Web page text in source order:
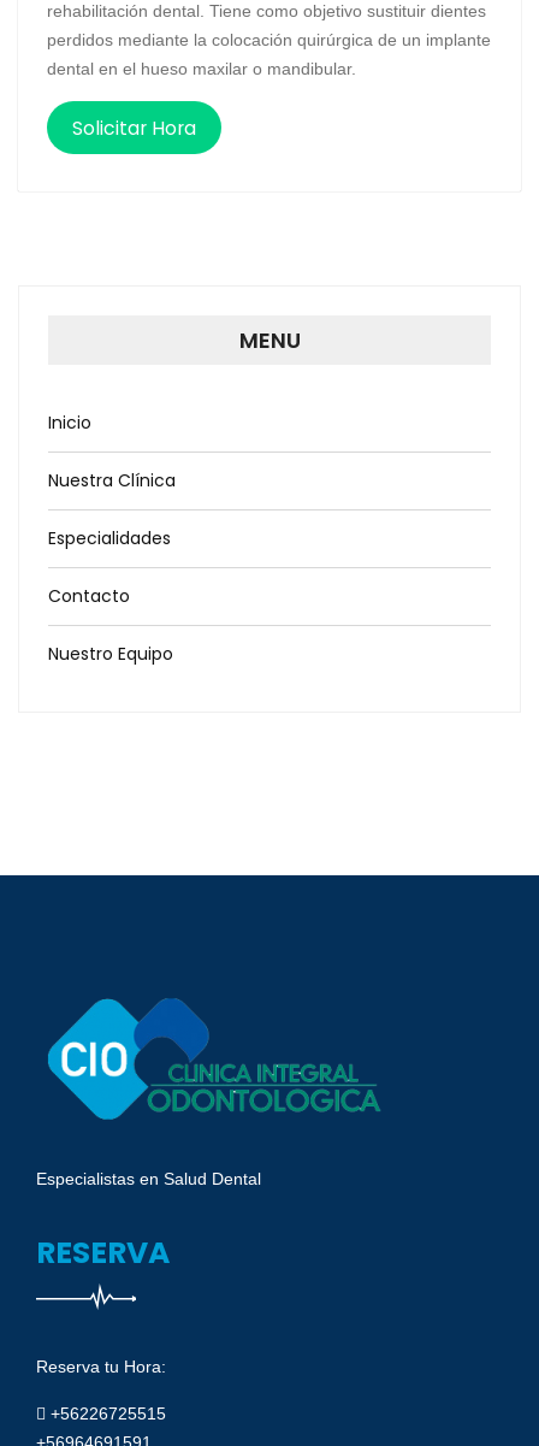
rehabilitación dental. Tiene como objetivo sustituir dientes
perdidos mediante la colocación quirúrgica de un implante
dental en el hueso maxilar o mandibular.
Solicitar Hora
MENU
Inicio
Nuestra Clínica
Especialidades
Contacto
Nuestro Equipo
Especialistas en Salud Dental
RESERVA
Reserva tu Hora:
+56226725515